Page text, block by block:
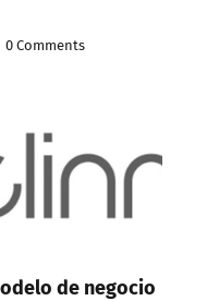
0 Comments
de negocio